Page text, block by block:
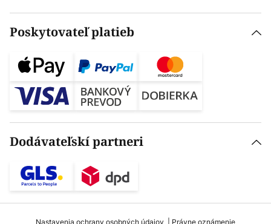
Poskytovateľ platieb
Dodávateľskí partneri
Nastavenia ochrany osobných údajov Právne oznámenie